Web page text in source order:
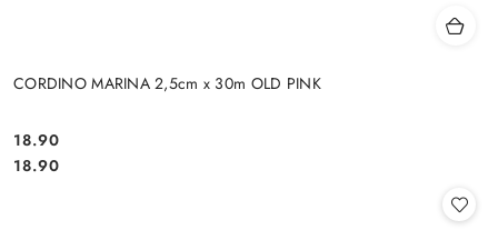
CORDINO MARINA 2,5cm x 30m OLD PINK
Cena:
18.90
Cena:
18.90